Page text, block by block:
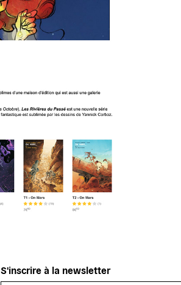
S'inscrire à la newsletter